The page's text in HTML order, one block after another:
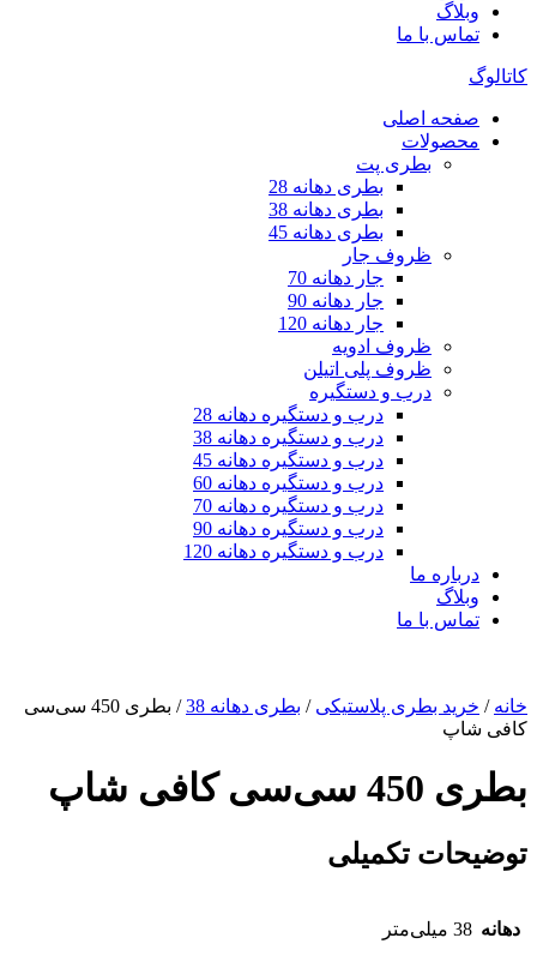
وبلاگ
تماس با ما
کاتالوگ
صفحه اصلی
محصولات
بطری پت
بطری دهانه 28
بطری دهانه 38
بطری دهانه 45
ظروف جار
جار دهانه 70
جار دهانه 90
جار دهانه 120
ظروف ادویه
ظروف پلی اتیلن
درب و دستگیره
درب و دستگیره دهانه 28
درب و دستگیره دهانه 38
درب و دستگیره دهانه 45
درب و دستگیره دهانه 60
درب و دستگیره دهانه 70
درب و دستگیره دهانه 90
درب و دستگیره دهانه 120
درباره ما
وبلاگ
تماس با ما
خانه / خرید بطری پلاستیکی / بطری دهانه 38
/ بطری 450 سی‌سی
کافی شاپ
بطری 450 سی‌سی کافی شاپ
توضیحات تکمیلی
دهانه‌ 38 میلی‌متر